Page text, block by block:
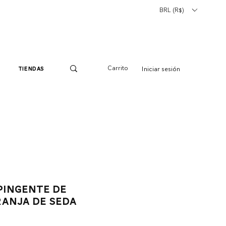
BRL (R$)
tiendas Carrito Iniciar sesión
de
de seda